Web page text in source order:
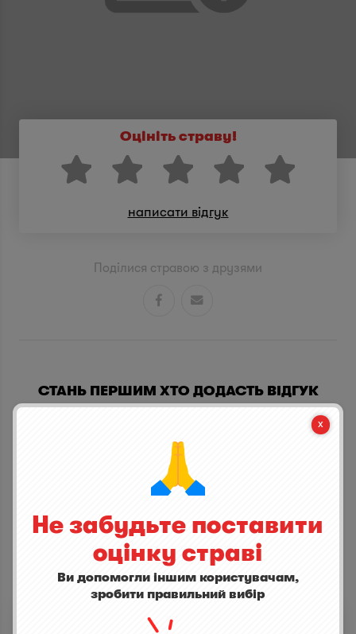
Оцініть страву!
написати відгук
Поділися стравою з друзями
 
СТАНЬ ПЕРШИМ ХТО ДОДАСТЬ ВІДГУК
ІНШІ СТРАВИ
Диявола
Не забудьте поставити
оцінку страві
Ви допомогли іншим користувачам,
зробити правильний вибір